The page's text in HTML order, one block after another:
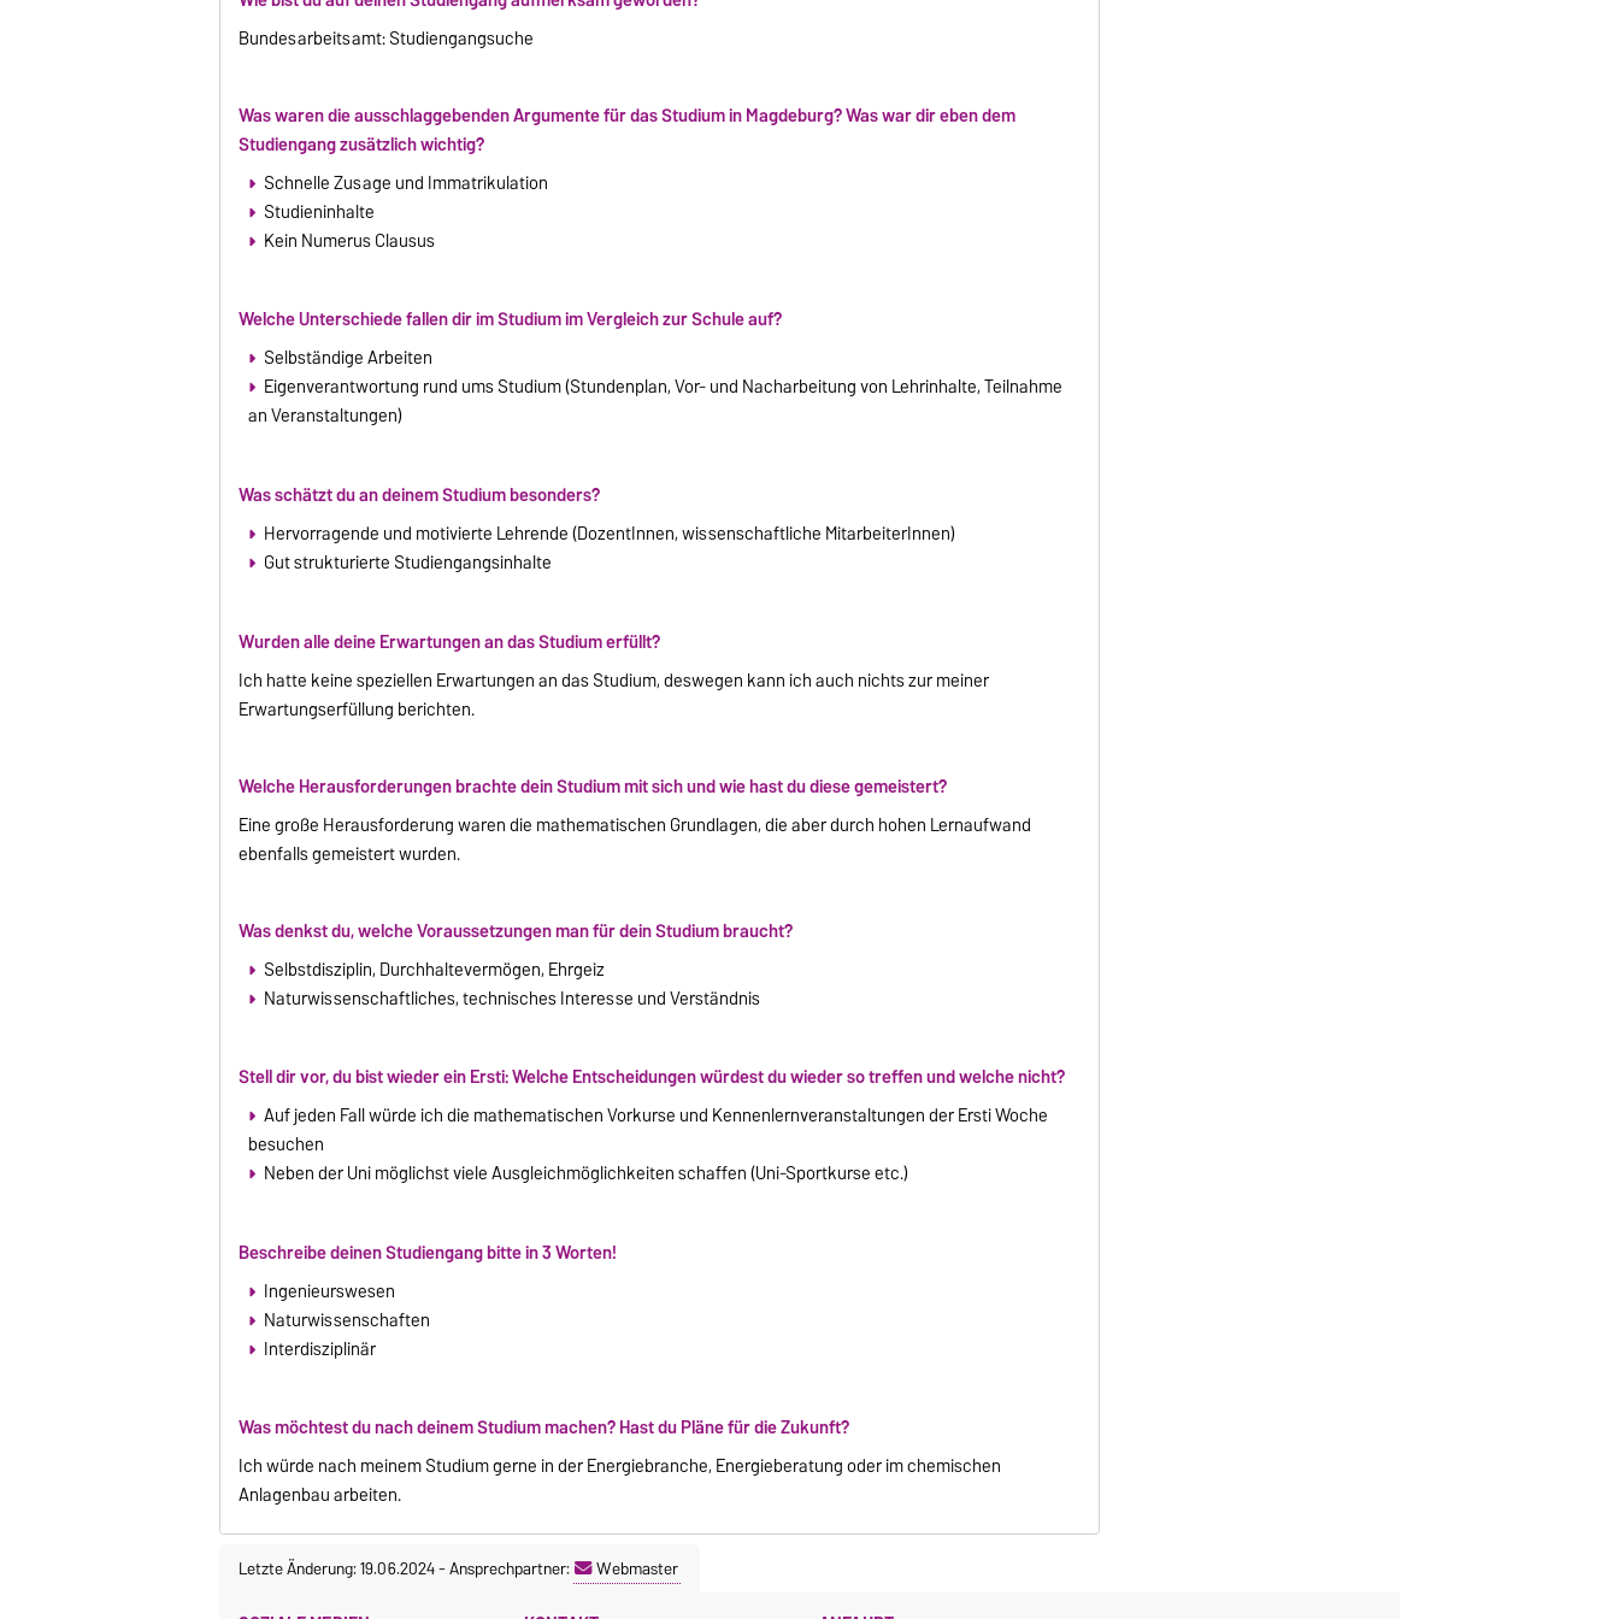
Bundesarbeitsamt: Studiengangsuche
Was waren die ausschlaggebenden Argumente für das Studium in Magdeburg? Was war dir eben dem
Studiengang zusätzlich wichtig?
Schnelle Zusage und Immatrikulation
Studieninhalte
Kein Numerus Clausus
Welche Unterschiede fallen dir im Studium im Vergleich zur Schule auf?
Selbständige Arbeiten
Eigenverantwortung rund ums Studium (Stundenplan, Vor- und Nacharbeitung von Lehrinhalte, Teilnahme
an Veranstaltungen)
Was schätzt du an deinem Studium besonders?
Hervorragende und motivierte Lehrende (DozentInnen, wissenschaftliche MitarbeiterInnen)
Gut strukturierte Studiengangsinhalte
Wurden alle deine Erwartungen an das Studium erfüllt?
Ich hatte keine speziellen Erwartungen an das Studium, deswegen kann ich auch nichts zur meiner
Erwartungserfüllung berichten.
Welche Herausforderungen brachte dein Studium mit sich und wie hast du diese gemeistert?
Eine große Herausforderung waren die mathematischen Grundlagen, die aber durch hohen Lernaufwand
ebenfalls gemeistert wurden.
Was denkst du, welche Voraussetzungen man für dein Studium braucht?
Selbstdisziplin, Durchhaltevermögen, Ehrgeiz
Naturwissenschaftliches, technisches Interesse und Verständnis
Stell dir vor, du bist wieder ein Ersti: Welche Entscheidungen würdest du wieder so treffen und welche nicht?
Auf jeden Fall würde ich die mathematischen Vorkurse und Kennenlernveranstaltungen der Ersti Woche
besuchen
Neben der Uni möglichst viele Ausgleichmöglichkeiten schaffen (Uni-Sportkurse etc.)
Beschreibe deinen Studiengang bitte in 3 Worten!
Ingenieurswesen
Naturwissenschaften
Interdisziplinär
Was möchtest du nach deinem Studium machen? Hast du Pläne für die Zukunft?
Ich würde nach meinem Studium gerne in der Energiebranche, Energieberatung oder im chemischen
Anlagenbau arbeiten.
Letzte Änderung: 19.06.2024-Ansprechpartner: Webmaster